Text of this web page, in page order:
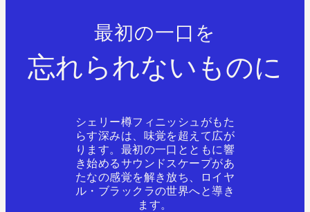
最初の一口を
忘れられないものに
シェリー樽フィニッシュがもた
らす深みは、味覚を超えて広が
ります。最初の一口とともに響
き始めるサウンドスケープがあ
たなの感覚を解き放ち、ロイヤ
ル・ブラックラの世界へと導き
ます。